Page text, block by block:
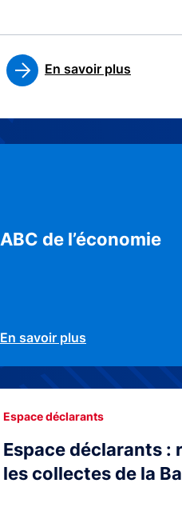
En savoir plus
ABC de l’économie
En savoir plus
Espace déclarants
les collectes de la
Espace déclarants